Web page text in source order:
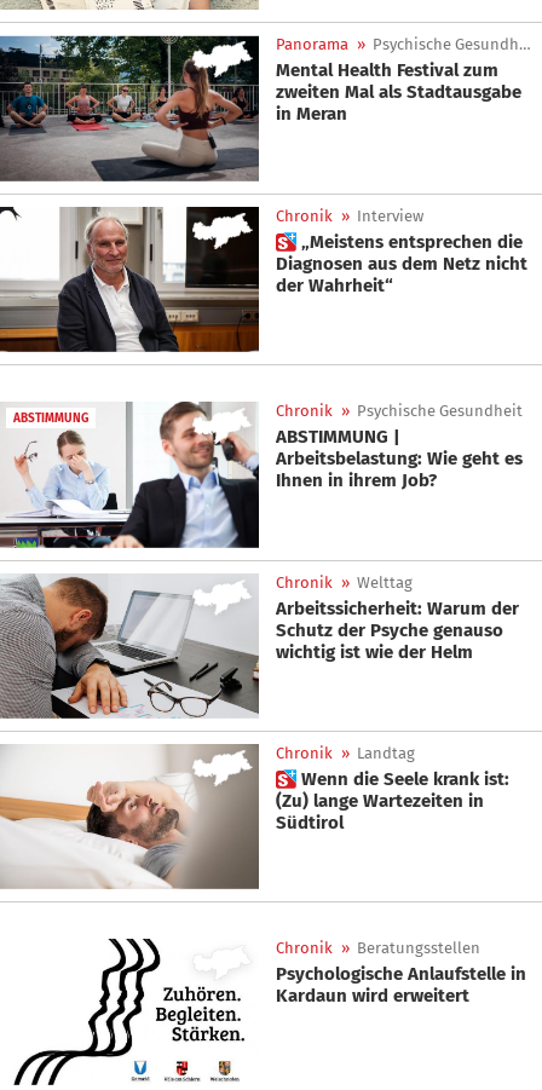
Panorama » Psychische Gesundheit
Mental Health Festival zum
zweiten Mal als Stadtausgabe
in Meran
Chronik » Interview
 „Meistens entsprechen die
Diagnosen aus dem Netz nicht
der Wahrheit“
ABSTIMMUNG Chronik » Psychische Gesundheit
ABSTIMMUNG |
Arbeitsbelastung: Wie geht es
Ihnen in ihrem Job?
Chronik » Welttag
Arbeitssicherheit: Warum der
Schutz der Psyche genauso
wichtig ist wie der Helm
Chronik » Landtag
 Wenn die Seele krank ist:
(Zu) lange Wartezeiten in
Südtirol
Chronik » Beratungsstellen
Psychologische Anlaufstelle in
Kardaun wird erweitert